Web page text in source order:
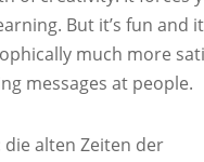
But it’s fun and
much more
messages at people.
die alten Zeiten der